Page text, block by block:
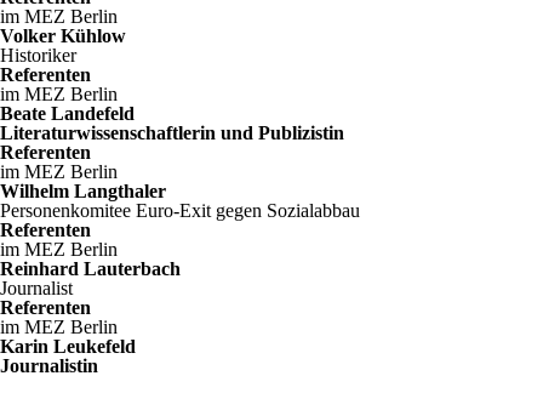
im MEZ Berlin
Volker Kühlow
Historiker
Referenten
im MEZ Berlin
Beate Landefeld
Literaturwissenschaftlerin und Publizistin
Referenten
im MEZ Berlin
Wilhelm Langthaler
Personenkomitee Euro-Exit gegen Sozialabbau
Referenten
im MEZ Berlin
Reinhard Lauterbach
Journalist
Referenten
im MEZ Berlin
Karin Leukefeld
Journalistin